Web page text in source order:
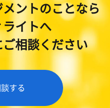
ントのことなら
ライトへ
相談ください
する